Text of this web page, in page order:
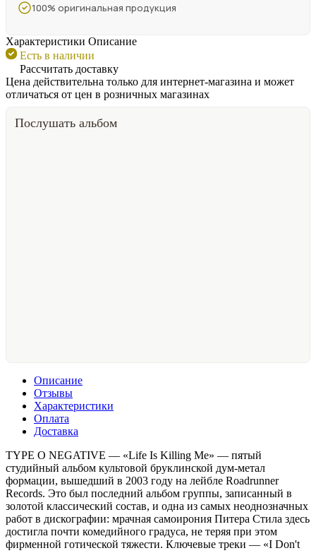
100% оригинальная продукция
Характеристики Описание
Есть в наличии
Рассчитать доставку
Цена действительна только для интернет-магазина и может
отличаться от цен в розничных магазинах
Послушать альбом
Описание
Отзывы
Характеристики
Оплата
Доставка
TYPE O NEGATIVE — «Life Is Killing Me» — пятый
студийный альбом культовой бруклинской дум-метал
формации, вышедший в 2003 году на лейбле Roadrunner
Records. Это был последний альбом группы, записанный в
золотой классический состав, и одна из самых неоднозначных
работ в дискографии: мрачная самоирония Питера Стила здесь
достигла почти комедийного градуса, не теряя при этом
фирменной готической тяжести. Ключевые треки — «I Don't